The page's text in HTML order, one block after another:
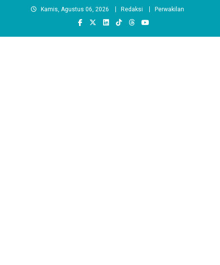
Kamis, Agustus 06, 2026 Redaksi Perwakilan